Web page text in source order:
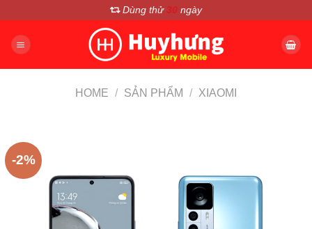
nội
Dùng thử 30 ngày
HOME / SẢN PHẨM / XIAOMI
-2%